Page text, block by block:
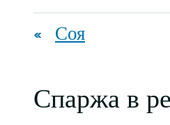
Соя
Спаржа в